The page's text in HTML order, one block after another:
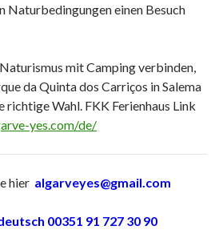
Naturbedingungen einen Besuch
mit Camping verbinden,
da Quinta dos Carriços in Salema
Wahl. FKK Ferienhaus Link
yes.com/de/
hier algarveyes@gmail.com
00351 91 727 30 90